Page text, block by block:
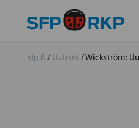
sfp.fi / Uutiset/Wickström: